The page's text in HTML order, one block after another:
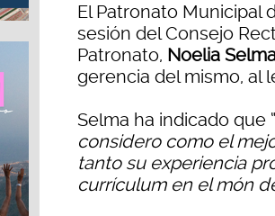
El Patronato Municipal
sesión del Consejo
Patronato, Noelia
gerencia del mismo, al
Selma ha indicado que “
considero como el
tanto su experiencia
currículum en el món